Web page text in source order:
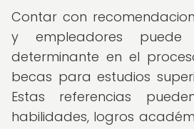
Contar con
y empleadores
determinante en el
becas para estudios
Estas referencias
habilidades, logros